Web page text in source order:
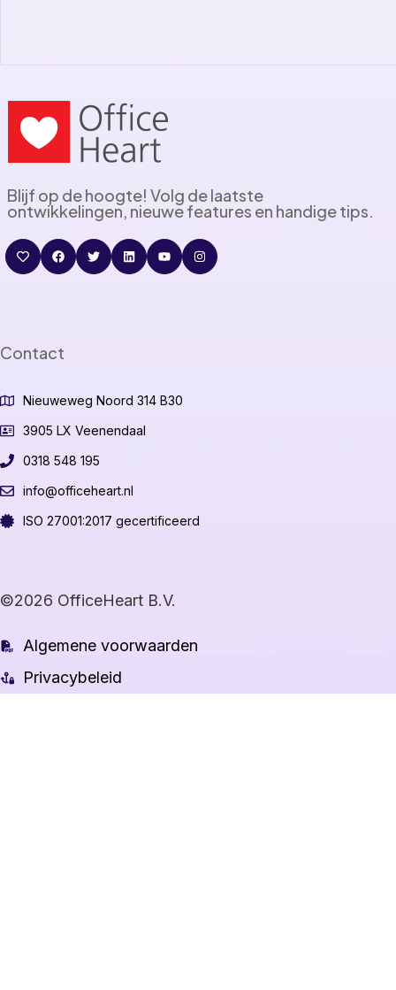
Blijf op de hoogte! Volg de laatste
ontwikkelingen, nieuwe features en handige tips.
Contact
Nieuweweg Noord 314 B30
3905 LX Veenendaal
0318 548 195
info@officeheart.nl
ISO 27001:2017 gecertificeerd
©2026 OfficeHeart B.V.
Algemene voorwaarden
Privacybeleid